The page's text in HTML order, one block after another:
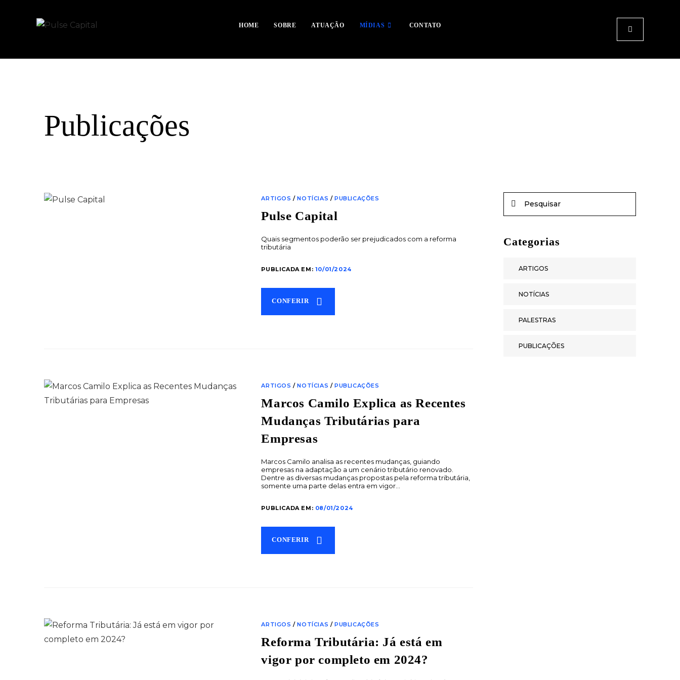
HOME SOBRE ATUAÇÃO MÍDIAS CONTATO
Publicações
ARTIGOS /NOTÍCIAS /PUBLICAÇÕES
Pulse Capital
Quais segmentos poderão ser prejudicados com a reforma
tributária
PUBLICADA EM: 10/01/2024
CONFERIR
ARTIGOS /NOTÍCIAS /PUBLICAÇÕES
Marcos Camilo Explica as Recentes
Mudanças Tributárias para
Empresas
Marcos Camilo analisa as recentes mudanças, guiando
empresas na adaptação a um cenário tributário renovado.
Dentre as diversas mudanças propostas pela reforma tributária,
somente uma parte delas entra em vigor…
PUBLICADA EM: 08/01/2024
CONFERIR
ARTIGOS /NOTÍCIAS /PUBLICAÇÕES
Reforma Tributária: Já está em
vigor por completo em 2024?
Categorias
ARTIGOS
NOTÍCIAS
PALESTRAS
PUBLICAÇÕES